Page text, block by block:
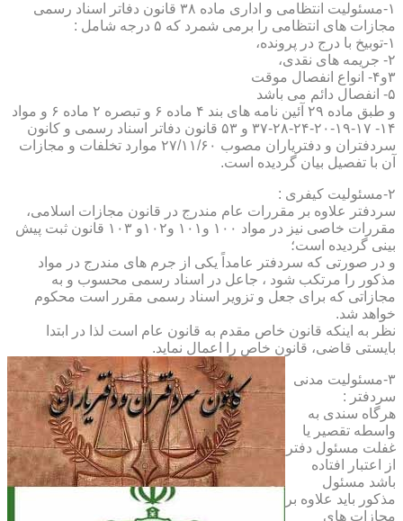
۱-مسئولیت انتظامی و اداری ماده ۳۸ قانون دفاتر اسناد رسمی
مجازات های انتظامی را برمی شمرد که ۵ درجه شامل :
۱-توبیخ با درج در پرونده،
۲- جریمه های نقدی،
۳و۴- انواع انفصال موقت
۵- انفصال دائم می باشد
و طبق ماده ۲۹ آئین نامه های بند ۴ ماده ۶ و تبصره ۲ ماده ۶ و مواد
۱۴- ۱۷-۱۹-۲۰-۲۴-۲۸-۳۷ و ۵۳ قانون دفاتر اسناد رسمی و کانون
سردفتران و دفتریاران مصوب ۲۷/۱۱/۶۰ موارد تخلفات و مجازات
آن با تفصیل بیان گردیده است.
۲-مسئولیت کیفری :
سردفتر علاوه بر مقررات عام مندرج در قانون مجازات اسلامی،
مقررات خاصی نیز در مواد ۱۰۰ و۱۰۱ و۱۰۲و ۱۰۳ قانون ثبت پیش
بینی گردیده است؛
و در صورتی که سردفتر عامداً یکی از جرم های مندرج در مواد
مذکور را مرتکب شود ، جاعل در اسناد رسمی محسوب و به
مجازاتی که برای جعل و تزویر اسناد رسمی مقرر است محکوم
خواهد شد.
نظر به اینکه قانون خاص مقدم به قانون عام است لذا در ابتدا
بایستی قاضی، قانون خاص را اعمال نماید.
۳-مسئولیت مدنی
سردفتر :
هرگاه سندی به
واسطه تقصیر یا
غفلت مسئول دفتر
از اعتبار افتاده
باشد مسئول
مذکور باید علاوه بر
مجازات های